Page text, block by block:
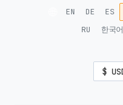
EN DE ES
RU
한국어